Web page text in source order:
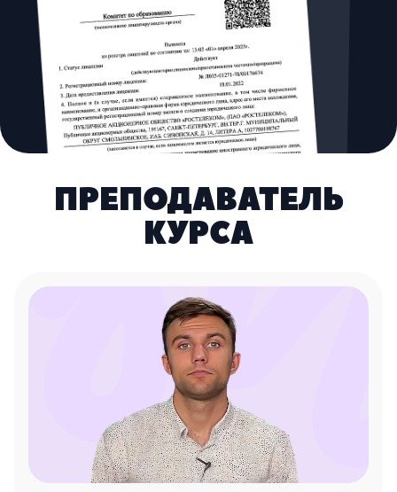
ПРЕПОДАВАТЕЛЬ
КУРСА